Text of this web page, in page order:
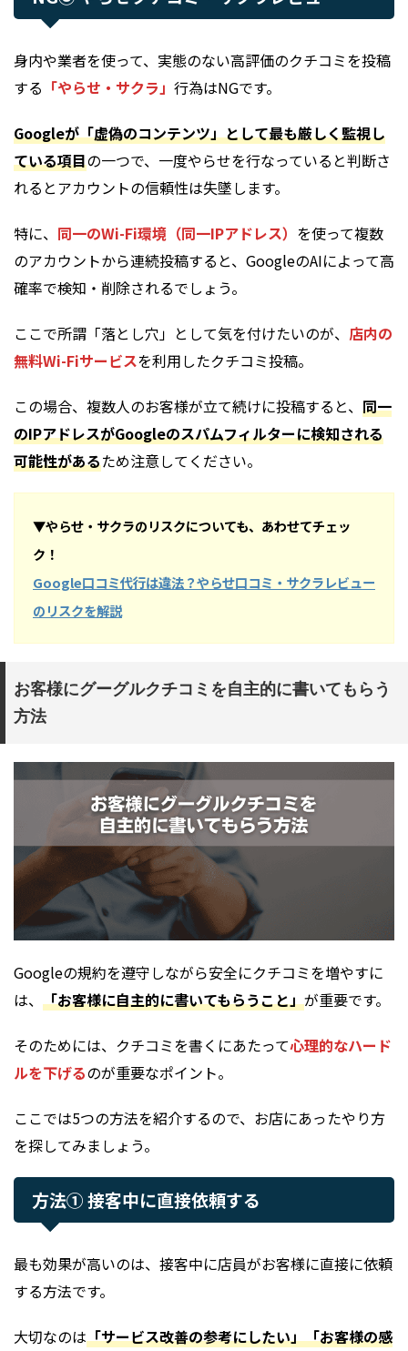
身内や業者を使って、実態のない高評価のクチコミを投稿
する 「やらせ・サクラ」 行為はNGです。
Googleが「虚偽のコンテンツ」として最も厳しく監視し
ている項目の一つで、一度やらせを行なっていると判断さ
れるとアカウントの信頼性は失墜します。
特に、 同一のWi-Fi環境（同一IPアドレス） を使って複数
のアカウントから連続投稿すると、GoogleのAIによって高
確率で検知・削除されるでしょう。
ここで所謂「落とし穴」として気を付けたいのが、 店内の
無料Wi-Fiサービスを利用したクチコミ投稿。
この場合、複数人のお客様が立て続けに投稿すると、 同一
のIPアドレスがGoogleのスパムフィルターに検知される
可能性があるため注意してください。
▼やらせ・サクラのリスクについても、あわせてチェッ
ク！
Google口コミ代行は違法？やらせ口コミ・サクラレビュー
のリスクを解説
お客様にグーグルクチコミを自主的に書いてもらう
方法
Googleの規約を遵守しながら安全にクチコミを増やすに
は、 「お客様に自主的に書いてもらうこと」が重要です。
そのためには、クチコミを書くにあたって心理的なハード
ルを下げるのが重要なポイント。
ここでは5つの方法を紹介するので、お店にあったやり方
を探してみましょう。
方法① 接客中に直接依頼する
最も効果が高いのは、接客中に店員がお客様に直接に依頼
する方法です。
大切なのは「サービス改善の参考にしたい」「お客様の感